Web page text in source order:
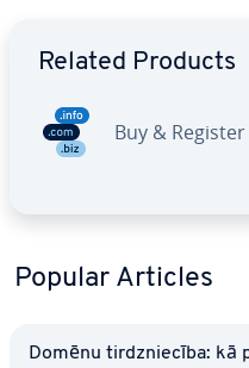
Related Products
Buy &
Popular Articles
Domēnu tirdznie­cī­ba: kā